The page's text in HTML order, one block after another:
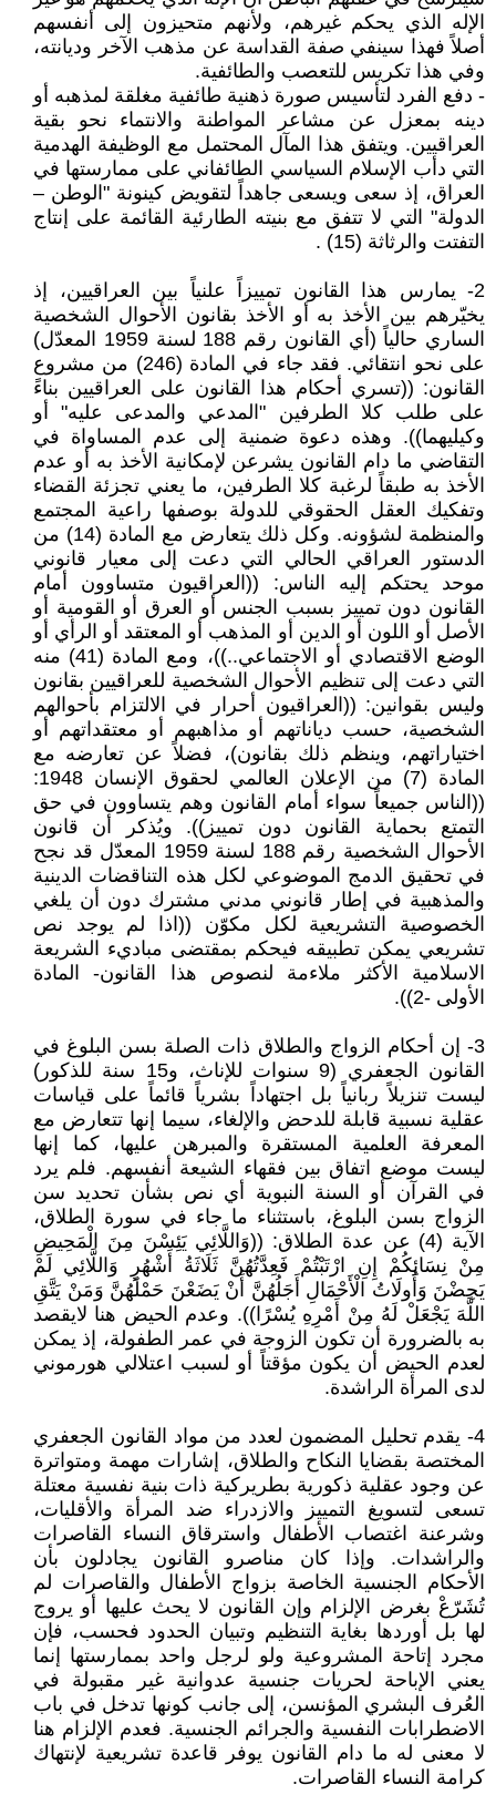
الإله الذي يحكم غيرهم، ولأنهم متحيزون إلى أنفسهم
أصلاً فهذا سينفي صفة القداسة عن مذهب الآخر وديانته،
وفي هذا تكريس للتعصب والطائفية.
- دفع الفرد لتأسيس صورة ذهنية طائفية مغلقة لمذهبه أو
دينه بمعزل عن مشاعر المواطنة والانتماء نحو بقية
العراقيين. ويتفق هذا المآل المحتمل مع الوظيفة الهدمية
التي دأب الإسلام السياسي الطائفاني على ممارستها في
العراق، إذ سعى ويسعى جاهداً لتقويض كينونة "الوطن –
الدولة" التي لا تتفق مع بنيته الطارئية القائمة على إنتاج
التفتت والرثاثة (15) .
2- يمارس هذا القانون تمييزاً علنياً بين العراقيين، إذ
يخيّرهم بين الأخذ به أو الأخذ بقانون الأحوال الشخصية
الساري حالياً (أي القانون رقم 188 لسنة 1959 المعدّل)
على نحو انتقائي. فقد جاء في المادة (246) من مشروع
القانون: ((تسري أحكام هذا القانون على العراقيين بناءً
على طلب كلا الطرفين "المدعي والمدعى عليه" أو
وكيليهما)). وهذه دعوة ضمنية إلى عدم المساواة في
التقاضي ما دام القانون يشرعن لإمكانية الأخذ به أو عدم
الأخذ به طبقاً لرغبة كلا الطرفين، ما يعني تجزئة القضاء
وتفكيك العقل الحقوقي للدولة بوصفها راعية المجتمع
والمنظمة لشؤونه. وكل ذلك يتعارض مع المادة (14) من
الدستور العراقي الحالي التي دعت إلى معيار قانوني
موحد يحتكم إليه الناس: ((العراقيون متساوون أمام
القانون دون تمييز بسبب الجنس أو العرق أو القومية أو
الأصل أو اللون أو الدين أو المذهب أو المعتقد أو الرأي أو
الوضع الاقتصادي أو الاجتماعي..))، ومع المادة (41) منه
التي دعت إلى تنظيم الأحوال الشخصية للعراقيين بقانون
وليس بقوانين: ((العراقيون أحرار في الالتزام بأحوالهم
الشخصية، حسب دياناتهم أو مذاهبهم أو معتقداتهم أو
اختياراتهم، وينظم ذلك بقانون)، فضلاً عن تعارضه مع
المادة (7) من الإعلان العالمي لحقوق الإنسان 1948:
((الناس جميعاً سواء أمام القانون وهم يتساوون في حق
التمتع بحماية القانون دون تمييز)). ويُذكر أن قانون
الأحوال الشخصية رقم 188 لسنة 1959 المعدّل قد نجح
في تحقيق الدمج الموضوعي لكل هذه التناقضات الدينية
والمذهبية في إطار قانوني مدني مشترك دون أن يلغي
الخصوصية التشريعية لكل مكوّن ((اذا لم يوجد نص
تشريعي يمكن تطبيقه فيحكم بمقتضى مباديء الشريعة
الاسلامية الأكثر ملاءمة لنصوص هذا القانون- المادة
الأولى -2)).
3- إن أحكام الزواج والطلاق ذات الصلة بسن البلوغ في
القانون الجعفري (9 سنوات للإناث، و15 سنة للذكور)
ليست تنزيلاً ربانياً بل اجتهاداً بشرياً قائماً على قياسات
عقلية نسبية قابلة للدحض والإلغاء، سيما إنها تتعارض مع
المعرفة العلمية المستقرة والمبرهن عليها، كما إنها
ليست موضع اتفاق بين فقهاء الشيعة أنفسهم. فلم يرد
في القرآن أو السنة النبوية أي نص بشأن تحديد سن
الزواج بسن البلوغ، باستثناء ما جاء في سورة الطلاق،
الآية (4) عن عدة الطلاق: ((وَاللَّائِي يَئِسْنَ مِنَ الْمَحِيضِ
مِنْ نِسَائِكُمْ إِنِ ارْتَبْتُمْ فَعِدَّتُهُنَّ ثَلَاثَةُ أَشْهُرٍ وَاللَّائِي لَمْ
يَحِضْنَ وَأُولَاتُ الْأَحْمَالِ أَجَلُهُنَّ أَنْ يَضَعْنَ حَمْلَهُنَّ وَمَنْ يَتَّقِ
اللَّهَ يَجْعَلْ لَهُ مِنْ أَمْرِهِ يُسْرًا)). وعدم الحيض هنا لايقصد
به بالضرورة أن تكون الزوجة في عمر الطفولة، إذ يمكن
لعدم الحيض أن يكون مؤقتاً أو لسبب اعتلالي هورموني
لدى المرأة الراشدة.
4- يقدم تحليل المضمون لعدد من مواد القانون الجعفري
المختصة بقضايا النكاح والطلاق، إشارات مهمة ومتواترة
عن وجود عقلية ذكورية بطريركية ذات بنية نفسية معتلة
تسعى لتسويغ التمييز والازدراء ضد المرأة والأقليات،
وشرعنة اغتصاب الأطفال واسترقاق النساء القاصرات
والراشدات. وإذا كان مناصرو القانون يجادلون بأن
الأحكام الجنسية الخاصة بزواج الأطفال والقاصرات لم
تُشَرّعْ بغرض الإلزام وإن القانون لا يحث عليها أو يروج
لها بل أوردها بغاية التنظيم وتبيان الحدود فحسب، فإن
مجرد إتاحة المشروعية ولو لرجل واحد بممارستها إنما
يعني الإباحة لحريات جنسية عدوانية غير مقبولة في
العُرف البشري المؤنسن، إلى جانب كونها تدخل في باب
الاضطرابات النفسية والجرائم الجنسية. فعدم الإلزام هنا
لا معنى له ما دام القانون يوفر قاعدة تشريعية لإنتهاك
كرامة النساء القاصرات.